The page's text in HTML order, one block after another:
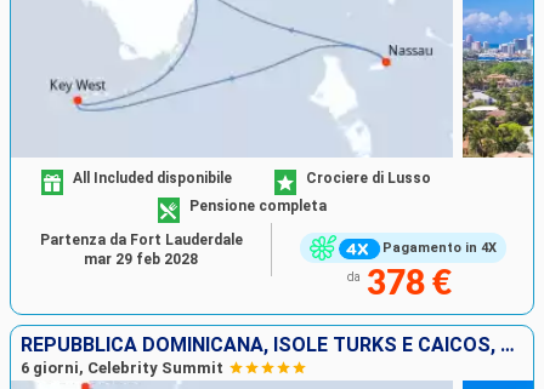
Pagamento in 4X
All Included disponibile
Crociere di Lusso
Pensione completa
da 378 €
Partenza da Fort Lauderdale
mar 29 feb 2028
REPUBBLICA DOMINICANA, ISOLE TURKS E CAICOS, STATI UNITI
6 giorni, Celebrity Summit